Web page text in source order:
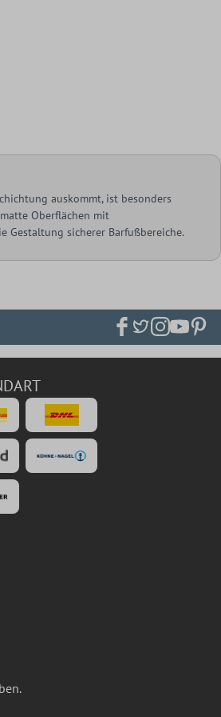
auskommt, ist besonders
Oberflächen mit
Gestaltung sicherer Barfußbereiche.